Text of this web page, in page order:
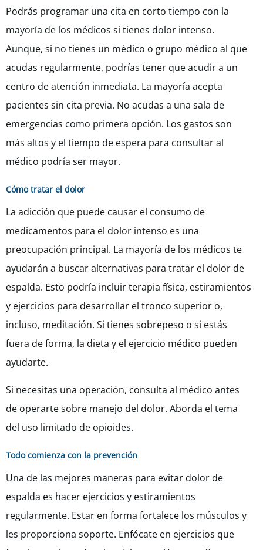
Podrás programar una cita en corto tiempo con la
mayoría de los médicos si tienes dolor intenso.
Aunque, si no tienes un médico o grupo médico al que
acudas regularmente, podrías tener que acudir a un
centro de atención inmediata. La mayoría acepta
pacientes sin cita previa. No acudas a una sala de
emergencias como primera opción. Los gastos son
más altos y el tiempo de espera para consultar al
médico podría ser mayor.
Cómo tratar el dolor
La adicción que puede causar el consumo de
medicamentos para el dolor intenso es una
preocupación principal. La mayoría de los médicos te
ayudarán a buscar alternativas para tratar el dolor de
espalda. Esto podría incluir terapia física, estiramientos
y ejercicios para desarrollar el tronco superior o,
incluso, meditación. Si tienes sobrepeso o si estás
fuera de forma, la dieta y el ejercicio médico pueden
ayudarte.
Si necesitas una operación, consulta al médico antes
de operarte sobre manejo del dolor. Aborda el tema
del uso limitado de opioides.
Todo comienza con la prevención
Una de las mejores maneras para evitar dolor de
espalda es hacer ejercicios y estiramientos
regularmente. Estar en forma fortalece los músculos y
les proporciona soporte. Enfócate en ejercicios que